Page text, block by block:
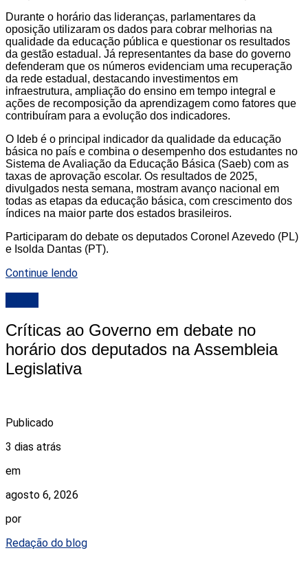
Durante o horário das lideranças, parlamentares da
oposição utilizaram os dados para cobrar melhorias na
qualidade da educação pública e questionar os resultados
da gestão estadual. Já representantes da base do governo
defenderam que os números evidenciam uma recuperação
da rede estadual, destacando investimentos em
infraestrutura, ampliação do ensino em tempo integral e
ações de recomposição da aprendizagem como fatores que
contribuíram para a evolução dos indicadores.
O Ideb é o principal indicador da qualidade da educação
básica no país e combina o desempenho dos estudantes no
Sistema de Avaliação da Educação Básica (Saeb) com as
taxas de aprovação escolar. Os resultados de 2025,
divulgados nesta semana, mostram avanço nacional em
todas as etapas da educação básica, com crescimento dos
índices na maior parte dos estados brasileiros.
Participaram do debate os deputados Coronel Azevedo (PL)
e Isolda Dantas (PT).
Continue lendo
Críticas ao Governo em debate no
horário dos deputados na Assembleia
Legislativa
Publicado
3 dias atrás
em
agosto 6, 2026
por
Redação do blog